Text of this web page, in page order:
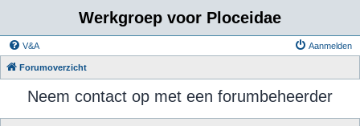
Werkgroep voor Ploceidae
V&A Aanmelden
Forumoverzicht
Neem contact op met een forumbeheerder